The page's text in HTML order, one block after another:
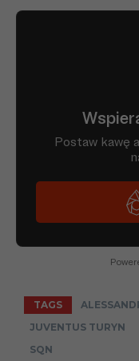
TAGS
JUVENTUS TURYN
SQN